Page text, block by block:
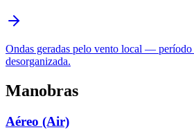
Ondas geradas pelo vento local —
desorganizada.
Manobras
Aéreo (Air)